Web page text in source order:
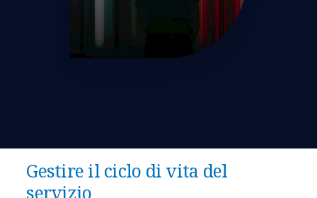
Gestire il ciclo di vita del
servizio